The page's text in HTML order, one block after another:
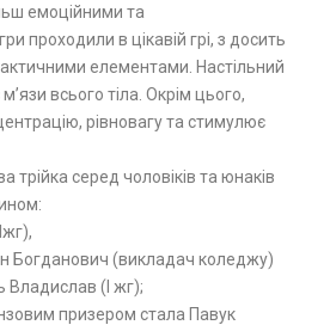
емоційними та
проходили в цікавій грі, з досить
елементами. Настільний
всього тіла. Окрім цього,
рівновагу та стимулює
серед чоловіків та юнаків
Богданович (викладач коледжу)
Владислав (І жг);
призером стала Павук